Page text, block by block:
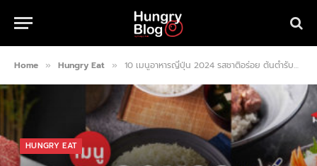
Home » Hungry Eat » 10 เมนูอาหารญี่ปุ่น 2024 รสชาติอร่อย ต้นตำรับญี่ปุ่นแท้ๆ ที่ต้องลองสักครั้ง
HUNGRY EAT